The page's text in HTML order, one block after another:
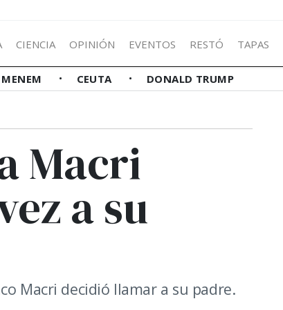
CIENCIA OPINIÓN EVENTOS RESTÓ TAPAS
CEUTA DONALD TRUMP
Macri
a su
Macri decidió llamar a su padre.